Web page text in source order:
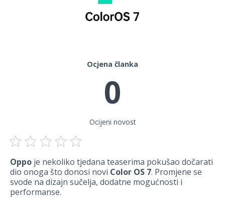
Ocjena članka
0
Ocijeni novost
Oppo je nekoliko tjedana teaserima pokušao dočarati
dio onoga što donosi novi Color OS 7. Promjene se
svode na dizajn sučelja, dodatne mogućnosti i
performanse.